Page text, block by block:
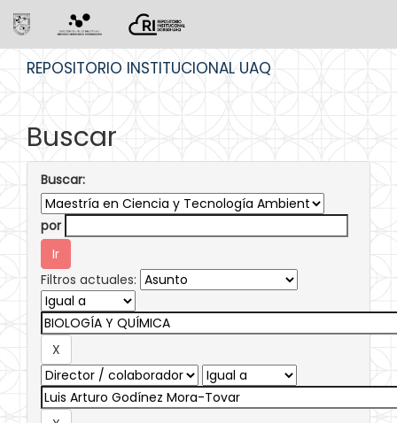
REPOSITORIO INSTITUCIONAL UAQ
Buscar
Buscar:
por
Filtros actuales: